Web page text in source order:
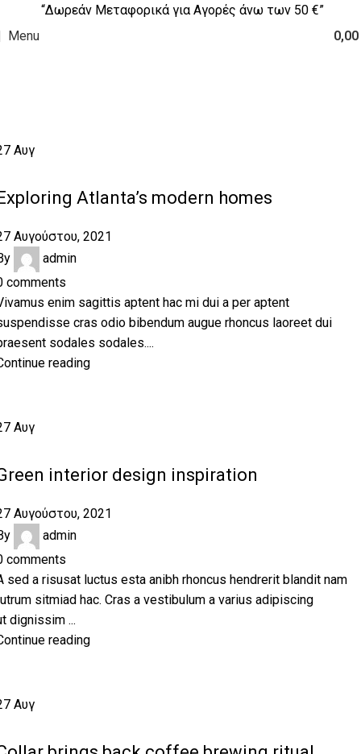
“Δωρεάν Μεταφορικά για Αγορές άνω των 50 €”
Menu
0,00
Αυγ
Atlanta’s modern homes
Αυγούστου, 2021
admin
comments
enim sagittis aptent hac mi dui a per aptent
cras odio bibendum augue rhoncus laoreet dui
sodales sodales....
reading
Αυγ
interior design inspiration
Αυγούστου, 2021
admin
comments
sed a risusat luctus esta anibh rhoncus hendrerit blandit nam
sitmiad hac. Cras a vestibulum a varius adipiscing
dignissim ...
reading
Αυγ